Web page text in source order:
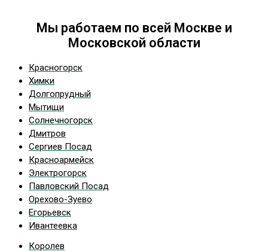
Мы работаем по всей Москве и
Московской области
Красногорск
Химки
Долгопрудный
Мытищи
Солнечногорск
Дмитров
Сергиев Посад
Красноармейск
Электрогорск
Павловский Посад
Орехово-Зуево
Егорьевск
Ивантеевка
Королев